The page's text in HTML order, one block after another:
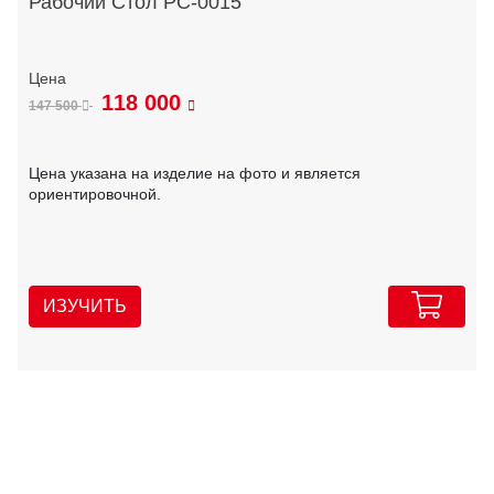
147 500 118 000
Цена указана на изделие на фото и является
ориентировочной.
ИЗУЧИТЬ